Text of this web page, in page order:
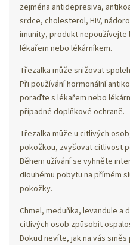
zejména antidepresiva,
srdce, cholesterol, HIV,
imunity, produkt
lékařem nebo lékárníkem.
Třezalka může snižovat
Při používání hormonální
poraďte s lékařem nebo
případné doplňkové ochraně.
Třezalka může u citlivých
pokožkou, zvyšovat citlivost
Během užívání se vyhněte
dlouhému pobytu na přímém
pokožky.
Chmel, meduňka, levandule a
citlivých osob způsobit
Dokud nevíte, jak na vás